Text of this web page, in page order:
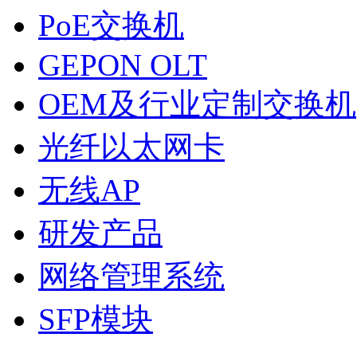
PoE交换机
GEPON OLT
OEM及行业定制交换机
光纤以太网卡
无线AP
研发产品
网络管理系统
SFP模块